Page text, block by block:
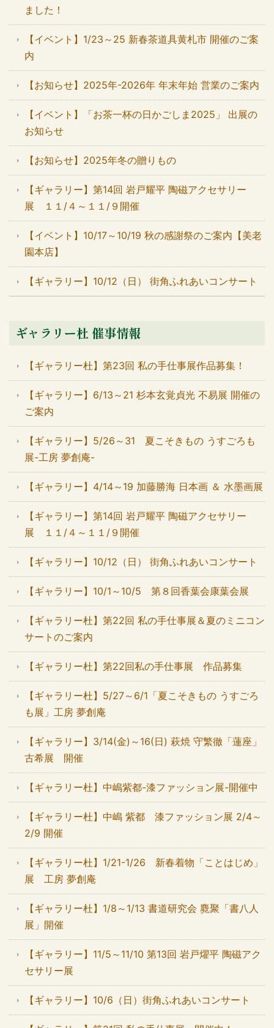
ました！
【イベント】1/23～25 新春茶道具黄札市 開催のご案
内
【お知らせ】2025年-2026年 年末年始 営業のご案内
【イベント】「お茶一杯の日かごしま2025」 出展の
お知らせ
【お知らせ】2025年冬の贈りもの
【ギャラリー】第14回 岩戸耀平 陶磁アクセサリー
展 １１/４～１１/９開催
【イベント】10/17～10/19 秋の感謝祭のご案内【美老
園本店】
【ギャラリー】10/12（日） 街角ふれあいコンサート
ギャラリー杜 催事情報
【ギャラリー杜】第23回 私の手仕事展作品募集！
【ギャラリー】6/13～21 杉本玄覚貞光 不易展 開催の
ご案内
【ギャラリー】5/26～31 夏こそきもの うすごろも
展-工房 夢創庵-
【ギャラリー】4/14～19 加藤勝海 日本画 ＆ 水墨画展
【ギャラリー】第14回 岩戸耀平 陶磁アクセサリー
展 １１/４～１１/９開催
【ギャラリー】10/12（日） 街角ふれあいコンサート
【ギャラリー】10/1～10/5 第８回香葉会康葉会展
【ギャラリー杜】第22回 私の手仕事展＆夏のミニコン
サートのご案内
【ギャラリー杜】第22回私の手仕事展 作品募集
【ギャラリー杜】5/27～6/1「夏こそきもの うすごろ
も展」工房 夢創庵
【ギャラリー】3/14(金)～16(日) 萩焼 守繁徹「蓮座」
古希展 開催
【ギャラリー杜】中嶋紫都-漆ファッション展-開催中
【ギャラリー杜】中嶋 紫都 漆ファッション展 2/4～
2/9 開催
【ギャラリー杜】1/21-1/26 新春着物「ことはじめ」
展 工房 夢創庵
【ギャラリー杜】1/8～1/13 書道研究会 麑聚「書八人
展」開催
【ギャラリー】11/5～11/10 第13回 岩戸燿平 陶磁アク
セサリー展
【ギャラリー】10/6（日）街角ふれあいコンサート